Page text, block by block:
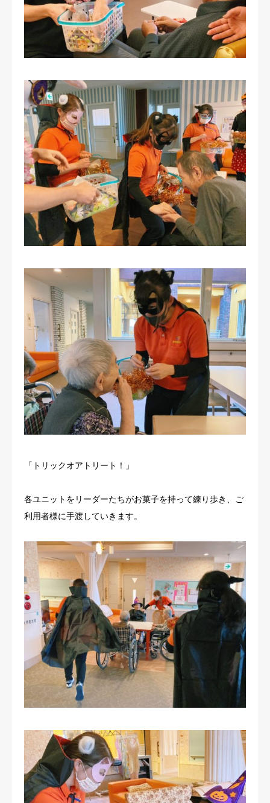
「トリックオアトリート！」
各ユニットをリーダーたちがお菓子を持って練り歩き、ご
利用者様に手渡していきます。